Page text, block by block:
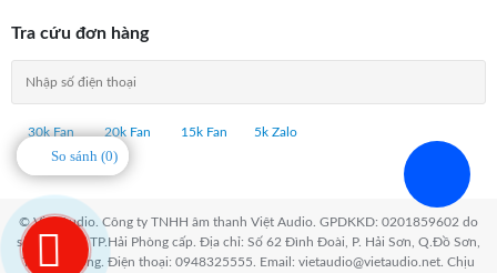
So sánh (0)
Tra cứu đơn hàng
30k Fan 20k Fan 15k Fan 5k Zalo
© Việt Audio. Công ty TNHH âm thanh Việt Audio. GPDKKD: 0201859602 do
sở KH & ĐT TP.Hải Phòng cấp. Địa chỉ: Số 62 Đình Đoài, P. Hải Sơn, Q.Đồ Sơn,
TP.Hải Phòng. Điện thoại: 0948325555. Email: vietaudio@vietaudio.net. Chịu